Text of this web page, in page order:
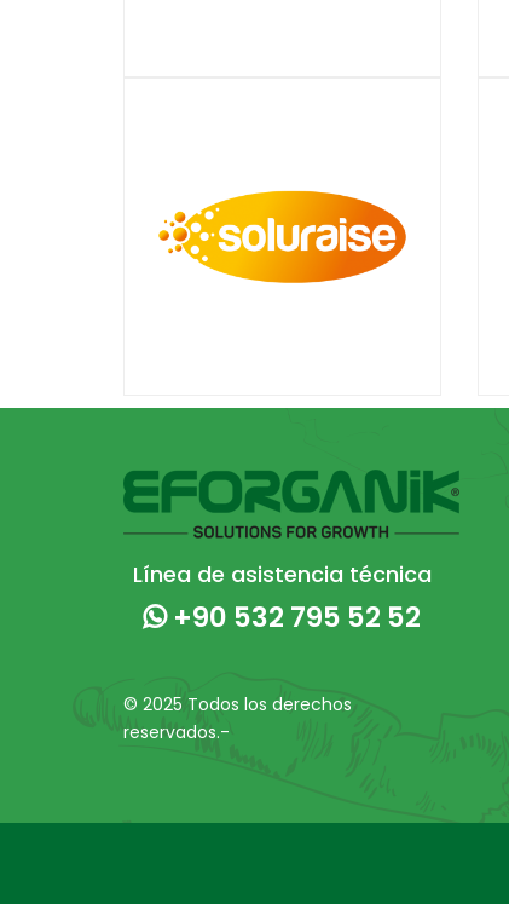
Línea de asistencia técnica
+90 532 795 52 52
© 2025 Todos los derechos
reservados.-